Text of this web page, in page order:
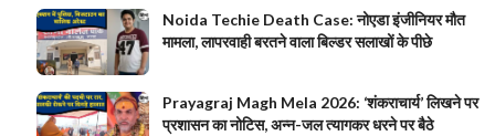
Noida Techie Death Case: नोएडा इंजीनियर मौत
मामला, लापरवाही बरतने वाला बिल्डर सलाखों के पीछे
Prayagraj Magh Mela 2026: ‘शंकराचार्य’ लिखने पर
प्रशासन का नोटिस, अन्न-जल त्यागकर धरने पर बैठे